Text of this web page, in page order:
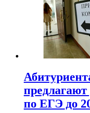
предлагают
по ЕГЭ до